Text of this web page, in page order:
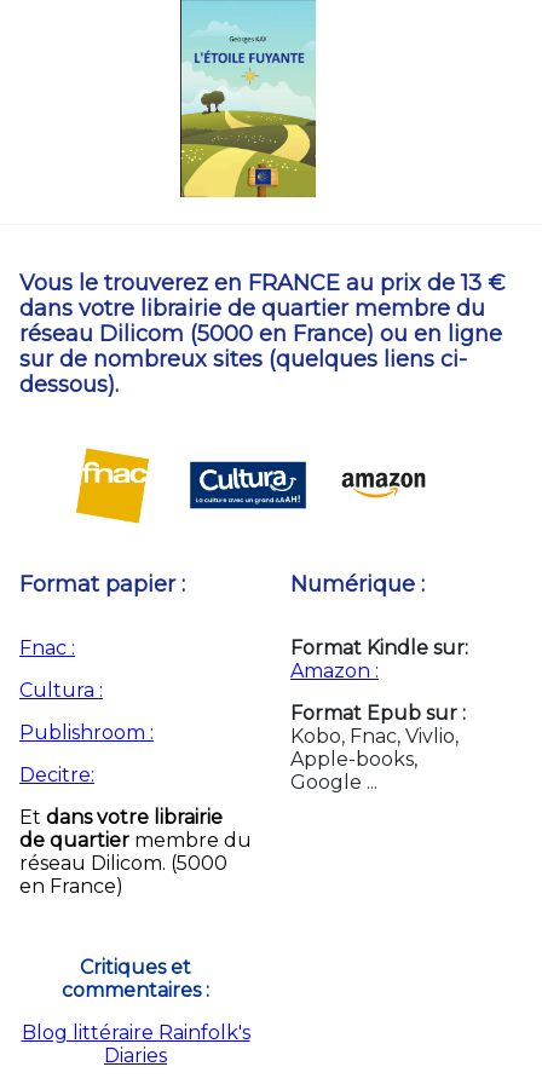
Vous le trouverez en FRANCE au prix de 13 €
dans votre librairie de quartier membre du
réseau Dilicom (5000 en France) ou en ligne
sur de nombreux sites (quelques liens ci-
dessous).
Format papier :
Fnac :
Cultura :
Publishroom :
Decitre:
Et dans votre librairie
de quartier membre du
réseau Dilicom. (5000
en France)
Critiques et
commentaires :
Blog littéraire Rainfolk's
Diaries
Numérique :
Format Kindle sur:
Amazon :
Format Epub sur :
Kobo, Fnac, Vivlio,
Apple-books,
Google ...